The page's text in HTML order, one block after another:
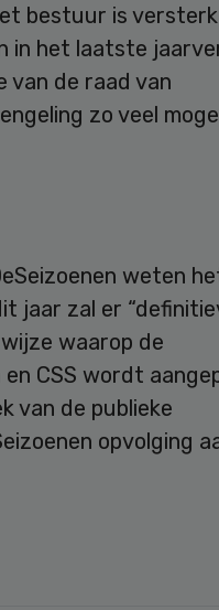
bestuur is
in het laatste
van de raad van
zo veel
weten
jaar zal er
waarop de
CSS wordt
van de publieke
opvolging